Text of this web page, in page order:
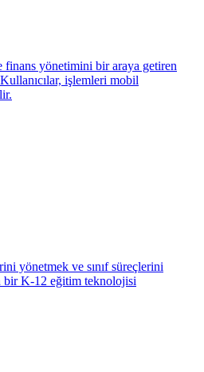
finans yönetimini bir araya getiren
işlemleri mobil
yönetmek ve sınıf süreçlerini
bir K-12 eğitim teknolojisi